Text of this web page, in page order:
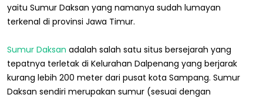
yaitu Sumur Daksan yang namanya sudah lumayan
terkenal di provinsi Jawa Timur.
Sumur Daksan adalah salah satu situs bersejarah yang
tepatnya terletak di Kelurahan Dalpenang yang berjarak
kurang lebih 200 meter dari pusat kota Sampang. Sumur
Daksan sendiri merupakan sumur (sesuai dengan